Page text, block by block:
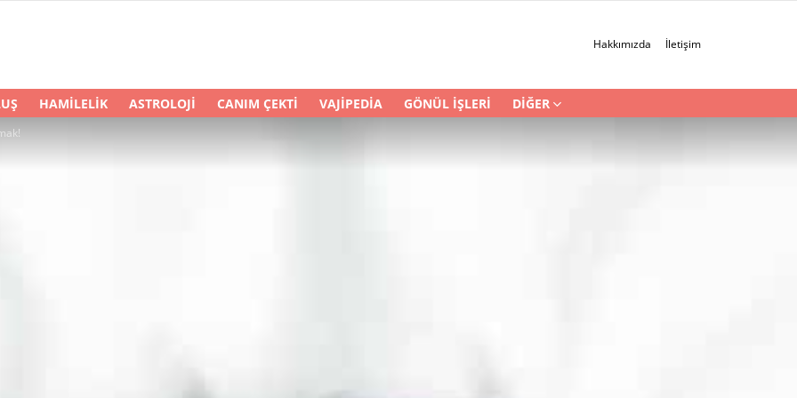
Hakkımızda İletişim
HAMILELIK ASTROLOJI CANIM ÇEKTI VAJIPEDIA GÖNÜL İŞLERI DIĞER